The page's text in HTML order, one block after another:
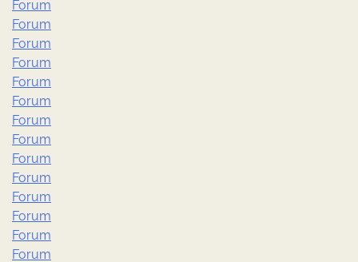
Forum
Forum
Forum
Forum
Forum
Forum
Forum
Forum
Forum
Forum
Forum
Forum
Forum
Forum